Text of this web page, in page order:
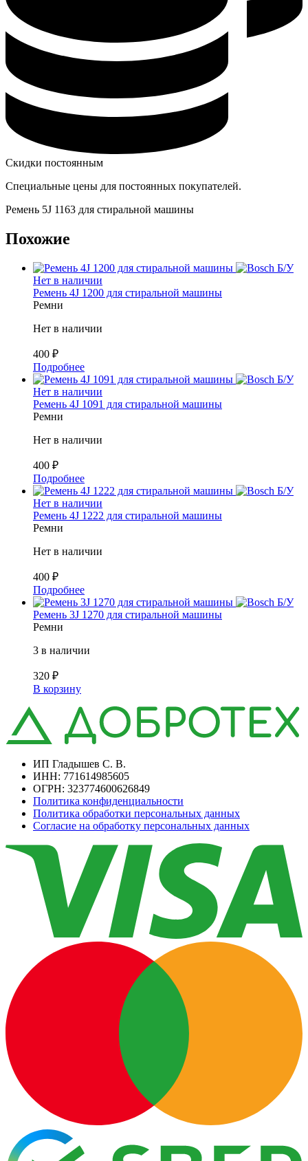
Скидки постоянным
Специальные цены для постоянных покупателей.
Ремень 5J 1163 для стиральной машины
Похожие
Б/У
Нет в наличии
Ремень 4J 1200 для стиральной машины
Ремни
Нет в наличии
400 ₽
Подробнее
Б/У
Нет в наличии
Ремень 4J 1091 для стиральной машины
Ремни
Нет в наличии
400 ₽
Подробнее
Б/У
Нет в наличии
Ремень 4J 1222 для стиральной машины
Ремни
Нет в наличии
400 ₽
Подробнее
Б/У
Ремень 3J 1270 для стиральной машины
Ремни
3 в наличии
320 ₽
В корзину
ИП Гладышев С. В.
ИНН: 771614985605
ОГРН: 323774600626849
Политика конфиденциальности
Политика обработки персональных данных
Согласие на обработку персональных данных